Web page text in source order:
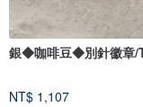
銀◆咖啡豆◆別針徽章/
NT$ 1,107